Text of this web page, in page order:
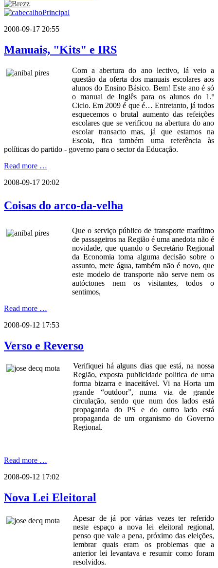
2008-09-17 20:55
Manuais, "Kits" e IRS
Com a abertura do ano lectivo, lá veio a
questão da oferta dos manuais escolares aos
alunos do Ensino Básico. Bem! Este ano é só
o manual de Inglês para os alunos do 1.º
Ciclo. Em 2009 é que é… Entretanto, já todos
esquecemos o brutal aumento das refeições
escolares que se verificou na abertura do ano
escolar transacto mas, já que estamos na
Escola, fica também uma referência às
políticas do partido - governo para o sector da Educação.
Read more …
2008-09-17 20:02
Coisas do arco-da-velha
Que o serviço público de transporte marítimo
de passageiros na Região é uma anedota não é
novidade, que quando o Secretário Regional
da Economia toma alguma decisão sobre o
assunto, mete água, também não é novo, que
este modelo de transporte não serve nem os
autóctones nem os visitantes, todos o
sentimos,
Read more …
2008-09-12 17:53
Verso e Reverso
Verifiquei há alguns dias que está, na nossa
Região, exposta publicidade politica de uma
forma bizarra e inaceitável. Vi na Horta um
grande “outdoor”, numa via de grande
circulação, sendo que num dos lados está
propaganda do PS e do outro lado está
propaganda de um organismo do Governo
Regional.
Read more …
2008-09-12 17:02
Nova Lei Eleitoral
Apesar de já por várias vezes ter referido
neste espaço a nova lei eleitoral regional,
penso que vale a pena, próximo das eleições,
lembrar quais eram os problemas que a
anterior lei levantava e resumir como foram
resolvidos.